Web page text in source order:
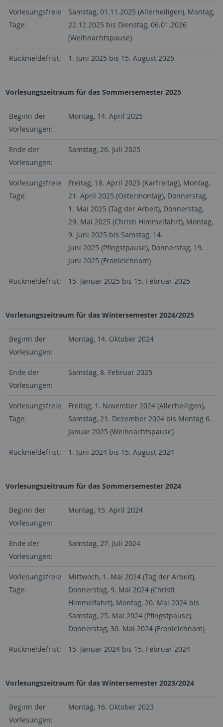
Vorlesungsfreie
Tage:
Samstag, 01.11.2025 (Allerheiligen), Montag,
22.12.2025 bis Dienstag, 06.01.2026
(Weihnachtspause)
Rückmeldefrist: 1. Juni 2025 bis 15. August 2025
Vorlesungszeitraum für das Sommersemester 2025
Beginn der
Vorlesungen:
Montag, 14. April 2025
Ende der
Vorlesungen:
Samstag, 26. Juli 2025
Vorlesungsfreie
Tage:
Freitag, 18. April 2025 (Karfreitag), Montag,
21. April 2025 (Ostermontag), Donnerstag,
1. Mai 2025 (Tag der Arbeit), Donnerstag,
29. Mai 2025 (Christi Himmelfahrt), Montag,
9. Juni 2025 bis Samstag, 14.
Juni 2025 (Pfingstpause), Donnerstag, 19.
Juni 2025 (Fronleichnam)
Rückmeldefrist: 15. Januar 2025 bis 15. Februar 2025
Vorlesungszeitraum für das Wintersemester 2024/2025
Beginn der
Vorlesungen:
Montag, 14. Oktober 2024
Ende der
Vorlesungen:
Samstag, 8. Februar 2025
Vorlesungsfreie
Tage:
Freitag, 1. November 2024 (Allerheiligen),
Samstag, 21. Dezember 2024 bis Montag 6.
Januar 2025 (Weihnachtspause)
Rückmeldefrist: 1. Juni 2024 bis 15. August 2024
Vorlesungszeitraum für das Sommersemester 2024
Beginn der
Vorlesungen:
Montag, 15. April 2024
Ende der
Vorlesungen:
Samstag, 27. Juli 2024
Vorlesungsfreie
Tage:
Mittwoch, 1. Mai 2024 (Tag der Arbeit),
Donnerstag, 9. Mai 2024 (Christi
Himmelfahrt), Montag, 20. Mai 2024 bis
Samstag, 25. Mai 2024 (Pfingstpause),
Donnerstag, 30. Mai 2024 (Fronleichnam)
Rückmeldefrist: 15. Januar 2024 bis 15. Februar 2024
Vorlesungszeitraum für das Wintersemester 2023/2024
Beginn der
Vorlesungen:
Montag, 16. Oktober 2023